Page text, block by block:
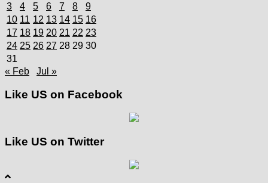
3 4 5 6 7 8
9
10 11 12 13 14 15 16
17 18 19 20 21 22 23
24 25 26 27 28 29 30
31
« Feb
Jul »
Like US on Facebook
Like US on Twitter